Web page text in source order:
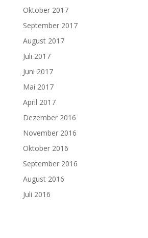
Oktober 2017
September 2017
August 2017
Juli 2017
Juni 2017
Mai 2017
April 2017
Dezember 2016
November 2016
Oktober 2016
September 2016
August 2016
Juli 2016